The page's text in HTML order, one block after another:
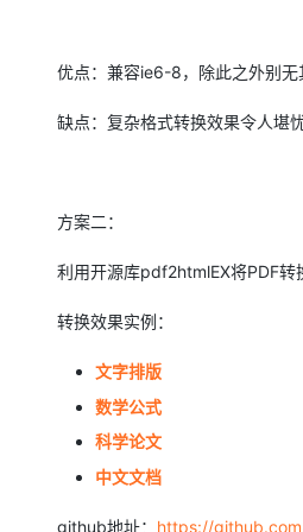
优点：兼容ie6-8，除此之外别无
缺点：复杂格式转换效果令人堪
方案二：
利用开源库pdf2htmlEX将PDF转
转换效果实例：
文字排版
数学公式
科学论文
中文文档
github地址： https://